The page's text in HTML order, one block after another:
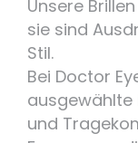
Unsere
sie sind
Stil.
Bei Doctor
ausgewählte
und